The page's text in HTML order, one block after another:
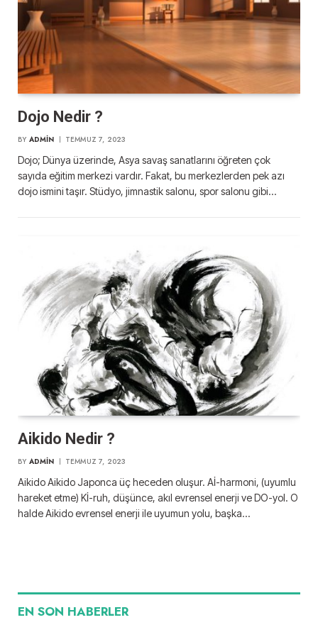
Dojo Nedir ?
BY ADMIN TEMMUZ 7, 2023
Dojo; Dünya üzerinde, Asya savaş sanatlarını öğreten çok
sayıda eğitim merkezi vardır. Fakat, bu merkezlerden pek azı
dojo ismini taşır. Stüdyo, jimnastik salonu, spor salonu gibi…
Aikido Nedir ?
BY ADMIN TEMMUZ 7, 2023
Aikido Aikido Japonca üç heceden oluşur. Aİ-harmoni, (uyumlu
hareket etme) Kİ-ruh, düşünce, akıl evrensel enerji ve DO-yol. O
halde Aikido evrensel enerji ile uyumun yolu, başka…
EN SON HABERLER